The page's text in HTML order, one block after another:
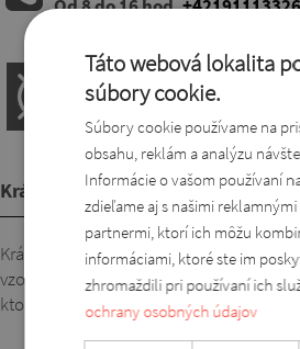
Od 8 do 16 hod.
Krátky popis
Krásny top s okrúhlym výstrihom
vzorovaného materiálu. Elegantný a
ktorý sa dá perfektne kombinovať s
Táto webová lokalita
súbory cookie.
Súbory cookie používame na
obsahu, reklám a analýzu
Informácie o vašom používaní
zdieľame aj s našimi
partnermi, ktorí ich môžu
informáciami, ktoré ste im
zhromaždili pri používaní ich
ochrany osobných údajov